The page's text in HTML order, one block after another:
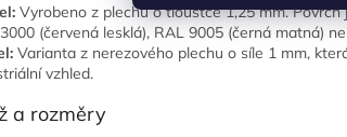
Vyrobeno z plechu o tloušťce 1,25 mm.
(červená lesklá), RAL 9005 (černá matná)
Varianta z nerezového plechu o síle 1 mm,
vzhled.
a rozměry